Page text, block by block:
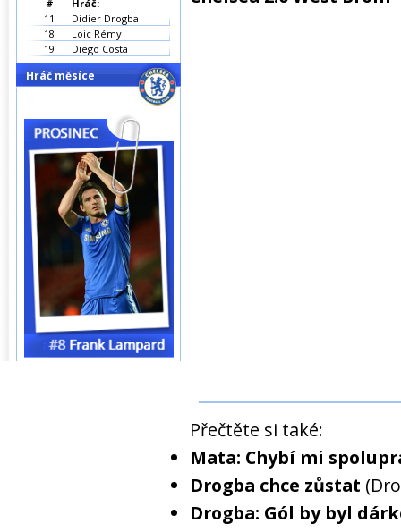
Přečtěte si také:
Mata: Chybí mi
Drogba chce zůstat
Drogba: Gól by byl
#
Hráč:
11
Didier Drogba
18
Loic Rémy
19
Diego Costa
Hráč měsíce